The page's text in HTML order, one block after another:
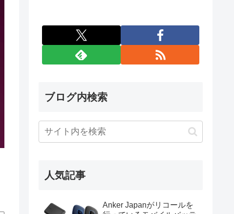
ブログ内検索
人気記事
Anker Japanがリコールを